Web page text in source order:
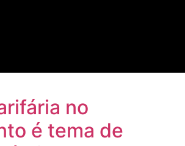
no
é tema de